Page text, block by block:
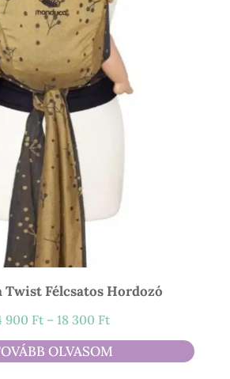
Twist Félcsatos Hordozó
900 Ft – 18 300 FtÁrtartomány:
4
900 Ft
OLVASOM